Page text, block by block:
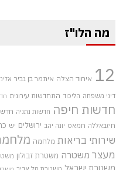
מה הלו"ז
12 איחוד הצלה איתמר בן גביר
דיני משפחה הליכוד התחדשות עירונית
חדשות חיפה חדשות נתניה
חיזבאללה חמאס יונה יהב ירושלים יש
שירותי בריאות מלחמה
מעצר משטרה משטרת זבולון